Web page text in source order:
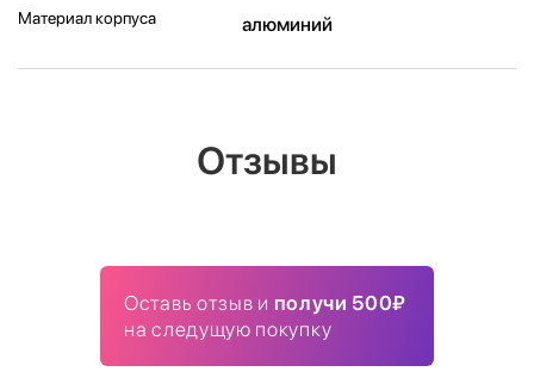
Материал корпуса алюминий
Отзывы
Оставь отзыв и получи 500₽
на следущую покупку